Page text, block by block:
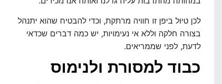
לכן טיול ביפן זו חוויה מרתקת, וכדי להבטיח שהוא יתנהל
בצורה חלקה וללא אי נעימויות, יש כמה דברים שכדאי
לדעת, לפני שממריאים.
כבוד למסורת ולנימוס